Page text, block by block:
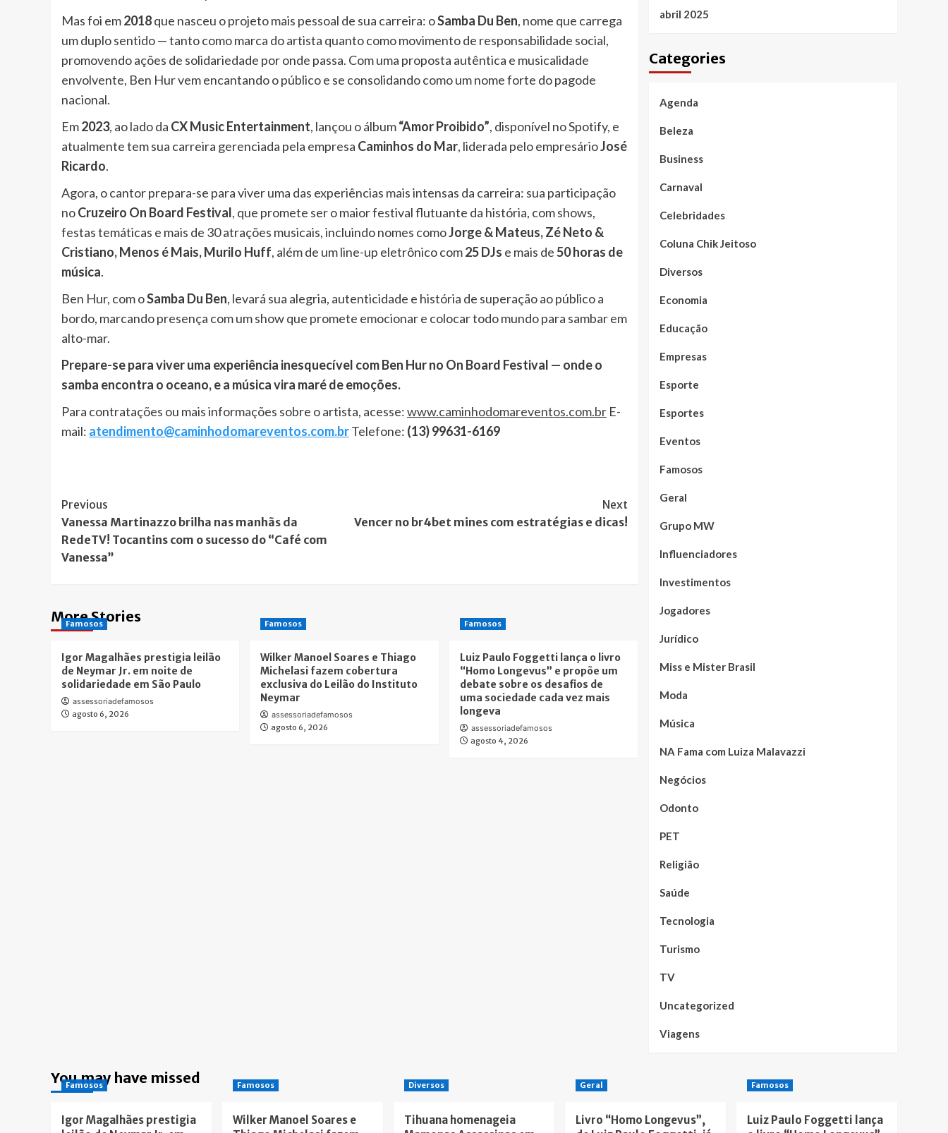
Mas foi em2018que nasceu o projeto mais pessoal de sua carreira: oSamba Du Ben, nome que carrega
um duplo sentido — tanto como marca do artista quanto como movimento de responsabilidade social,
promovendo ações de solidariedade por onde passa. Com uma proposta autêntica e musicalidade
envolvente, Ben Hur vem encantando o público e se consolidando como um nome forte do pagode
nacional.
Em2023, ao lado da CX Music Entertainment, lançou o álbum“Amor Proibido”, disponível no Spotify, e
atualmente tem sua carreira gerenciada pela empresa Caminhos do Mar, liderada pelo empresárioJosé
Ricardo.
Agora, o cantor prepara-se para viver uma das experiências mais intensas da carreira: sua participação
noCruzeiro On Board Festival, que promete ser o maior festival flutuante da história, com shows,
festas temáticas e mais de 30 atrações musicais, incluindo nomes comoJorge & Mateus, Zé Neto &
Cristiano, Menos é Mais, Murilo Huff, além de um line-up eletrônico com25 DJs e mais de50 horas de
música.
Ben Hur, com oSamba Du Ben, levará sua alegria, autenticidade e história de superação ao público a
bordo, marcando presença com um show que promete emocionar e colocar todo mundo para sambar em
alto-mar.
Prepare-se para viver uma experiência inesquecível com Ben Hur no On Board Festival — onde o
samba encontra o oceano, e a música vira maré de emoções.
Para contratações ou mais informações sobre o artista, acesse:www.caminhodomareventos.com.br E-
mail: atendimento@caminhodomareventos.com.brTelefone: (13) 99631-6169
Post
Navigation
Previous
Vanessa Martinazzo brilha nas manhãs da
RedeTV! Tocantins com o sucesso do “Café com
Vanessa”
Next
Vencer no br4bet mines com estratégias e dicas!
More Stories
Famosos
Igor Magalhães prestigia leilão
de Neymar Jr. em noite de
solidariedade em São Paulo
assessoriadefamosos
agosto 6, 2026
Famosos
Wilker Manoel Soares e Thiago
Michelasi fazem cobertura
exclusiva do Leilão do Instituto
Neymar
assessoriadefamosos
agosto 6, 2026
Famosos
Luiz Paulo Foggetti lança o livro
“Homo Longevus” e propõe um
debate sobre os desafios de
uma sociedade cada vez mais
longeva
assessoriadefamosos
agosto 4, 2026
abril 2025
Categories
Agenda
Beleza
Business
Carnaval
Celebridades
Coluna Chik Jeitoso
Diversos
Economia
Educação
Empresas
Esporte
Esportes
Eventos
Famosos
Geral
Grupo MW
Influenciadores
Investimentos
Jogadores
Jurídico
Miss e Mister Brasil
Moda
Música
NA Fama com Luiza Malavazzi
Negócios
Odonto
PET
Religião
Saúde
Tecnologia
Turismo
TV
Uncategorized
Viagens
You may have missed
Famosos
Igor Magalhães prestigia
Famosos
Wilker Manoel Soares e
Diversos
Tihuana homenageia
Geral
Livro “Homo Longevus”,
Famosos
Luiz Paulo Foggetti lança